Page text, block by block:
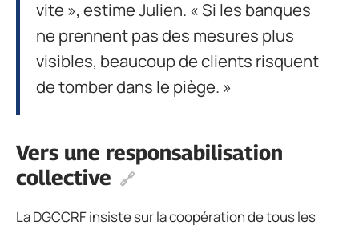
vite », estime Julien. « Si les banques
ne prennent pas des mesures plus
visibles, beaucoup de clients risquent
de tomber dans le piège. »
Vers une responsabilisation
collective
La DGCCRF insiste sur la coopération de tous les